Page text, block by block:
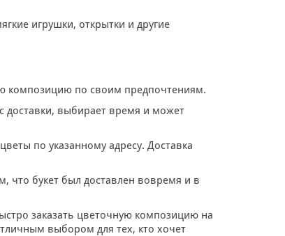
игрушки, открытки и другие
композицию по своим предпочтениям.
доставки, выбирает время и может
по указанному адресу. Доставка
что букет был доставлен вовремя и в
заказать цветочную композицию на
выбором для тех, кто хочет